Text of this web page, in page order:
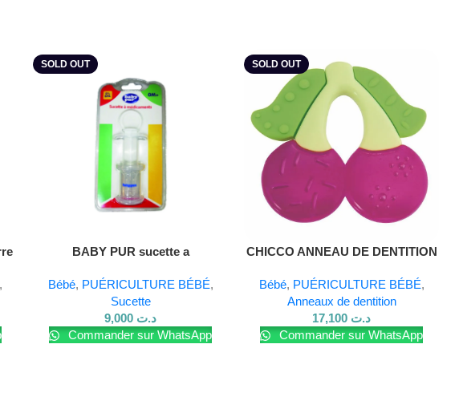
SOLD OUT
Lire La SuiteBABY PUR sucette a
Bébé, PUÉRICULTURE BÉBÉ,
Sucette
د.ت
Commander sur WhatsApp
SOLD OUT
Lire La Suite
CHICCO ANNEAU DE DENTITION
Bébé, PUÉRICULTURE BÉBÉ,
Anneaux de dentition
د.ت
Commander sur WhatsApp